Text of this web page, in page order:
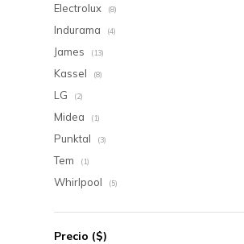
Electrolux (8)
Indurama (4)
James (13)
Kassel (8)
LG (2)
Midea (1)
Punktal (3)
Tem (1)
Whirlpool (5)
Precio ($)